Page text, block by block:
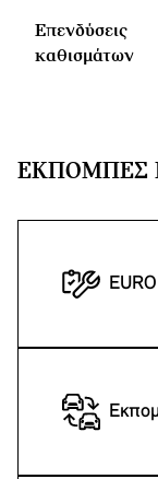
Επενδύσεις
καθισμάτων
ΕΚΠΟΜΠΈΣ